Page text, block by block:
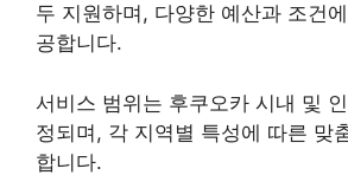
두 지원하며, 다양한 예산과 조건
공합니다.
서비스 범위는 후쿠오카 시내 및
정되며, 각 지역별 특성에 따른 맞
합니다.